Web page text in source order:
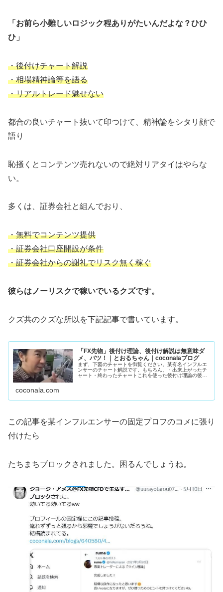
「お前ら小難しいロジック程ありがたいんだよな？ひひ
ひ」
・後付けチャート解説
・相場精神論等を語る
・リアルトレード魅せない
都合の良いチャート抜いて印つけて、精神論をシタリ顔で
語り
恥掻くとコンテンツ売れないので絶対リアタイはやらな
い。
多くは、証券会社と組んでおり、
・無料でコンテンツ提供
・証券会社口座開設が条件
・証券会社からの謝礼でリスク無く稼ぐ
彼らはノーリスクで稼いでいるクズです。
クズ共のクズな所以を下記記事で書いています。
「FX先物」後付け理論、後付け解説は無意味ダ
メ、バツ！｜とおるちゃん｜coconalaブログ
まず、下図のチャートを御覧ください。某有名インフルエ
ンサーのチャート解説です。もちろん、・出来上がったチ
ャート・終わったチャートこれを使った後付け理論の後付
coconala.com
この記事を某インフルエンサーの固定プロフのコメに張り
付けたら
たちまちブロックされました。困るんでしょうね。